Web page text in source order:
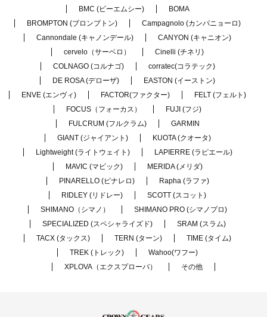
BMC (ビーエムシー)
BOMA
BROMPTON (ブロンプトン)
Campagnolo (カンパニョーロ)
Cannondale (キャノンデール)
CANYON (キャニオン)
cervelo（サーベロ）
Cinelli (チネリ)
COLNAGO (コルナゴ)
corratec(コラテック)
DE ROSA (デローザ)
EASTON (イーストン)
ENVE (エンヴィ)
FACTOR(ファクター)
FELT (フェルト)
FOCUS（フォーカス）
FUJI (フジ)
FULCRUM (フルクラム)
GARMIN
GIANT (ジャイアント)
KUOTA (クオータ)
Lightweight (ライトウェイト)
LAPIERRE (ラピエール)
MAVIC (マビック)
MERIDA (メリダ)
PINARELLO (ピナレロ)
Rapha (ラファ)
RIDLEY (リドレー)
SCOTT (スコット)
SHIMANO（シマノ）
SHIMANO PRO (シマノプロ)
SPECIALIZED (スペシャライズド)
SRAM (スラム)
TACX (タックス)
TERN (ターン)
TIME (タイム)
TREK (トレック)
Wahoo(ワフー)
XPLOVA（エクスプローバ）
その他